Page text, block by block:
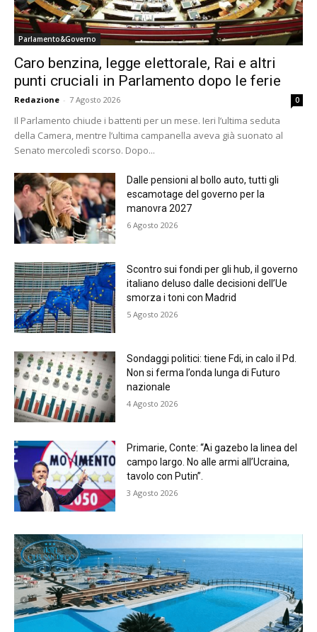
Parlamento&Governo
Caro benzina, legge elettorale, Rai e altri
punti cruciali in Parlamento dopo le ferie
Redazione - 7 Agosto 2026 0
Il Parlamento chiude i battenti per un mese. Ieri l’ultima seduta
della Camera, mentre l’ultima campanella aveva già suonato al
Senato mercoledì scorso. Dopo...
Dalle pensioni al bollo auto, tutti gli
escamotage del governo per la
manovra 2027
6 Agosto 2026
Scontro sui fondi per gli hub, il governo
italiano deluso dalle decisioni dell’Ue
smorza i toni con Madrid
5 Agosto 2026
Sondaggi politici: tiene Fdi, in calo il Pd.
Non si ferma l’onda lunga di Futuro
nazionale
4 Agosto 2026
Primarie, Conte: “Ai gazebo la linea del
campo largo. No alle armi all’Ucraina,
tavolo con Putin”.
3 Agosto 2026